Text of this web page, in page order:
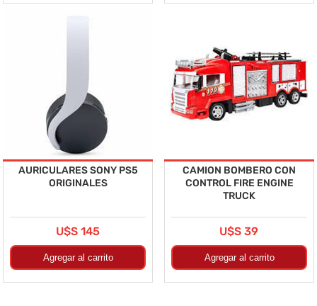
AURICULARES SONY PS5
ORIGINALES
U$S 145
CAMION BOMBERO CON
CONTROL FIRE ENGINE
TRUCK
U$S 39